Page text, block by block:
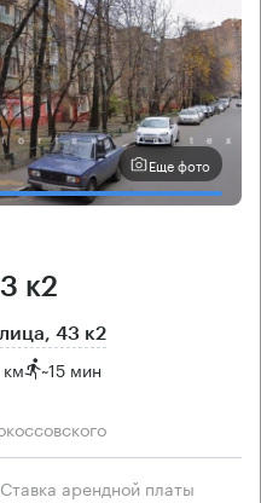
Еще фото
к2
43 к2
~15 мин
Ставка арендной платы